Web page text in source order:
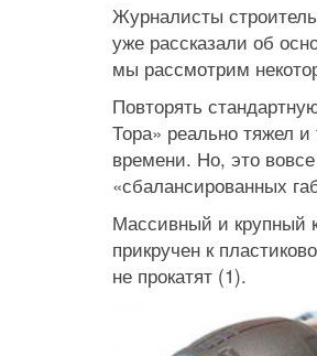
Журналисты
уже рассказали об
мы рассмотрим
Повторять
Тора» реально тяжел
времени. Но, это
«сбалансированных
Массивный и крупный
прикручен к
не прокатят (1).